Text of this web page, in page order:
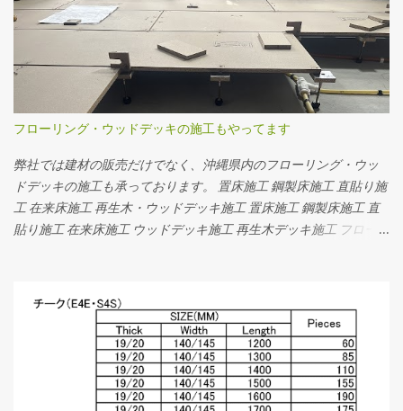
態。 フローリングを並べると隙間がありません。横から見るとこ
んな感じ。 角がそのまま残っています。 面無しの無垢フローリン
グを施工するときは、まずはお部屋全体にフローリングを貼り、
貼り終わった後発生した目違いをなくすために、ドラムサンダー
やディスクサンダーでフローリングの表面を研磨して平らにした
後、それぞれの好みの塗装で仕上げます。 日本では一般的に面取
りのフローリングが好まれているようです。 一方で海外や、沖縄
では面無しのフローリングが多く使われています。 お問い合わせ
｜アースフローリング
フローリング・ウッドデッキの施工もやってます
弊社では建材の販売だけでなく、沖縄県内のフローリング・ウッ
ドデッキの施工も承っております。 置床施工 鋼製床施工 直貼り施
工 在来床施工 再生木・ウッドデッキ施工 置床施工 鋼製床施工 直
貼り施工 在来床施工 ウッドデッキ施工 再生木デッキ施工 フローリ